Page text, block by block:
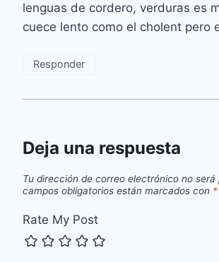
lenguas de cordero, verduras es
cuece lento como el cholent pero
Responder
Deja una respuesta
Tu dirección de correo electrónico no será
campos obligatorios están marcados con *
Rate My Post